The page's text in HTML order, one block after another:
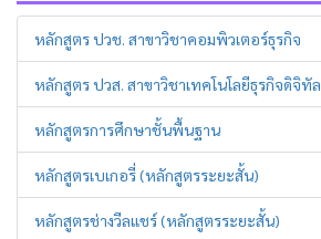
หลักสูตร ปวช. สาขาวิชาคอมพิวเตอร์ธุรกิจ
หลักสูตร ปวส. สาขาวิชาเทคโนโลยีธุรกิจดิจิทัล
หลักสูตรการศึกษาชั้นพื้นฐาน
หลักสูตรเบเกอรี่ (หลักสูตรระยะสั้น)
หลักสูตรช่างวีลแชร์ (หลักสูตรระยะสั้น)